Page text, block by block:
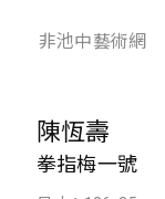
非池中藝術網
陳恆壽
拳指梅一號